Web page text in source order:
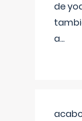
de
a...